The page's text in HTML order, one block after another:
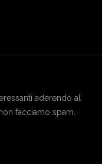
aderendo al
facciamo spam.